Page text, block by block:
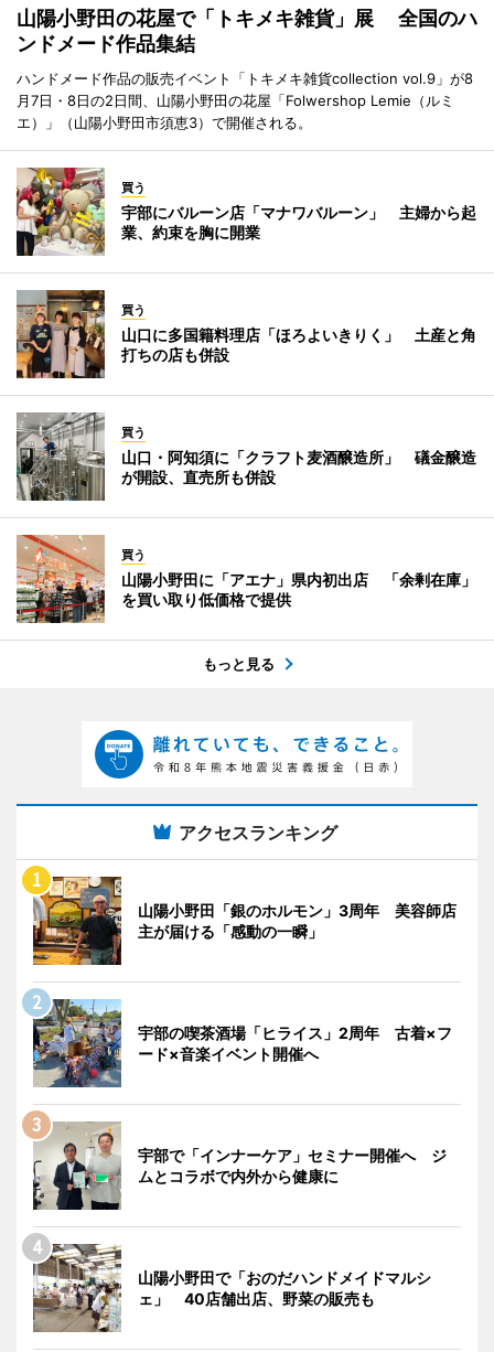
山陽小野田の花屋で「トキメキ雑貨」展 全国のハ
ンドメード作品集結
ハンドメード作品の販売イベント「トキメキ雑貨collection vol.9」が8
月7日・8日の2日間、山陽小野田の花屋「Folwershop Lemie（ルミ
エ）」（山陽小野田市須恵3）で開催される。
買う
宇部にバルーン店「マナワバルーン」 主婦から起
業、約束を胸に開業
買う
山口に多国籍料理店「ほろよいきりく」 土産と角
打ちの店も併設
買う
山口・阿知須に「クラフト麦酒醸造所」 礒金醸造
が開設、直売所も併設
買う
山陽小野田に「アエナ」県内初出店 「余剰在庫」
を買い取り低価格で提供
もっと見る
アクセスランキング
山陽小野田「銀のホルモン」3周年 美容師店
主が届ける「感動の一瞬」
宇部の喫茶酒場「ヒライス」2周年 古着×フ
ード×音楽イベント開催へ
宇部で「インナーケア」セミナー開催へ ジ
ムとコラボで内外から健康に
山陽小野田で「おのだハンドメイドマルシ
ェ」 40店舗出店、野菜の販売も